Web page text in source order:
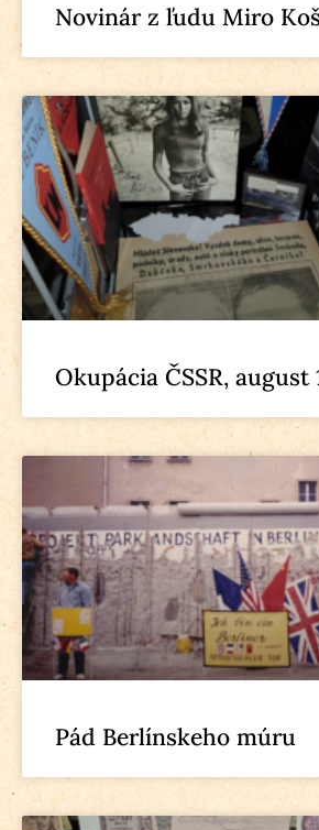
Novinár z ľudu Miro
Okupácia ČSSR, august
Pád Berlínskeho múru